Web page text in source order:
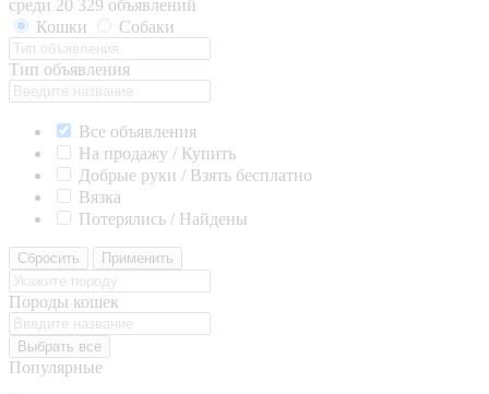
среди 20 329 объявлений
Кошки
Собаки
Тип объявления
Все объявления
На продажу / Купить
Добрые руки / Взять бесплатно
Вязка
Потерялись / Найдены
Сбросить Применить
Породы кошек
Выбрать все
Популярные